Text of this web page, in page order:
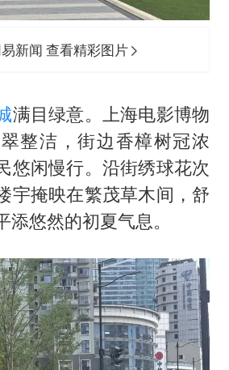
新闻 查看精彩图片
满目绿意。上海电影博物
整洁，街边香樟树冠浓
悠闲慢行。沿街绣球花次
宇掩映在繁茂草木间，舒
悠然的初夏气息。